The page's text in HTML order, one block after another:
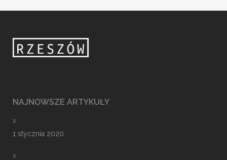
NAJNOWSZE ARTYKUŁY
x
1 stycznia 2020
x